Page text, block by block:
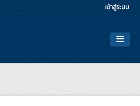
เข้าสู่ระบบ